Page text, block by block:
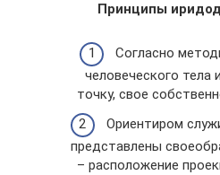
Принципы
Согласно
человеческого
точку, свое
Ориентиром
представлены
– расположение